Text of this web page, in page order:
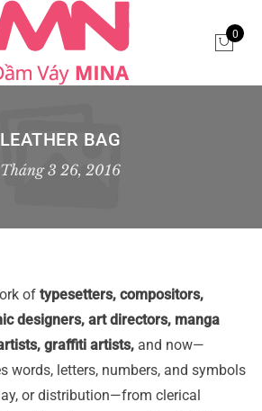
0
LEATHER BAG
Tháng 3 26, 2016
of typesetters, compositors,
designers, art directors, manga
graffiti artists, and now—
words, letters, numbers, and symbols
or distribution—from clerical